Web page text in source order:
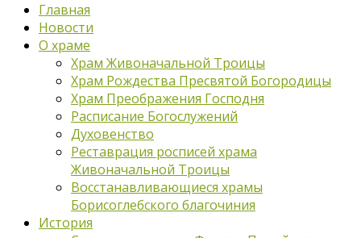
Главная
Новости
О храме
Храм Живоначальной Троицы
Храм Рождества Пресвятой Богородицы
Храм Преображения Господня
Расписание Богослужений
Духовенство
Реставрация росписей храма
Живоначальной Троицы
Восстанавливающиеся храмы
Борисоглебского благочиния
История